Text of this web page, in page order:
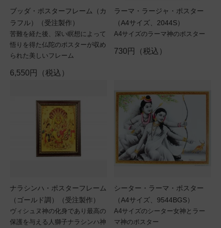
ブッダ・ポスターフレーム（カ
ラフル）（受注製作）
苦難を経た後、深い瞑想によって
悟りを得た仏陀のポスターが収め
られた美しいフレーム
6,550円（税込）
ラーマ・ラージャ・ポスター
（A4サイズ、2044S）
A4サイズのラーマ神のポスター
730円（税込）
ナラシンハ・ポスターフレーム
（ゴールド調）（受注製作）
ヴィシュヌ神の化身であり最高の
保護を与える人獅子ナラシンハ神
シーター・ラーマ・ポスター
（A4サイズ、9544BGS）
A4サイズのシーター女神とラー
マ神のポスター